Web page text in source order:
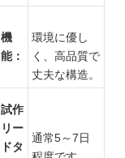
機
能：
環境に優し
く、高品質で
丈夫な構造。
試作
リー
ドタ
通常5～7日